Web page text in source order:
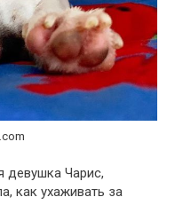
девушка Чарис,
как ухаживать за